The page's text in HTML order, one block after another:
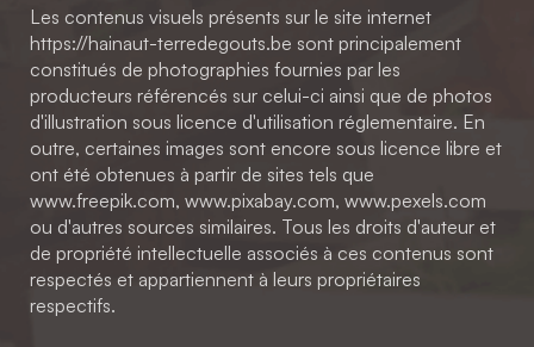
Les contenus visuels présents sur le site internet
https://hainaut-terredegouts.be sont principalement
constitués de photographies fournies par les
producteurs référencés sur celui-ci ainsi que de photos
d'illustration sous licence d'utilisation réglementaire. En
outre, certaines images sont encore sous licence libre et
ont été obtenues à partir de sites tels que
www.freepik.com, www.pixabay.com, www.pexels.com
ou d'autres sources similaires. Tous les droits d'auteur et
de propriété intellectuelle associés à ces contenus sont
respectés et appartiennent à leurs propriétaires
respectifs.